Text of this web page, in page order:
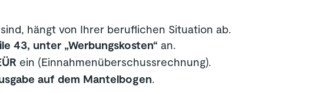
hängt von Ihrer beruflichen Situation ab.
43, unter „Werbungskosten“ an.
ein (Einnahmenüberschussrechnung).
auf dem Mantelbogen.